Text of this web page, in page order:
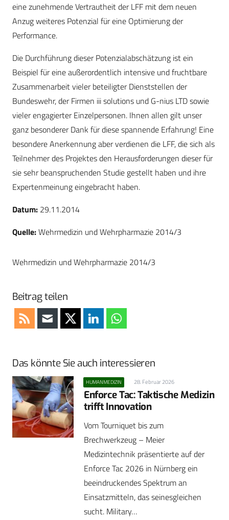
eine zunehmende Vertrautheit der LFF mit dem neuen
Anzug weiteres Potenzial für eine Optimierung der
Performance.
Die Durchführung dieser Potenzialabschätzung ist ein
Beispiel für eine außerordentlich intensive und fruchtbare
Zusammenarbeit vieler beteiligter Dienststellen der
Bundeswehr, der Firmen iii solutions und G-nius LTD sowie
vieler engagierter Einzelpersonen. Ihnen allen gilt unser
ganz besonderer Dank für diese spannende Erfahrung! Eine
besondere Anerkennung aber verdienen die LFF, die sich als
Teilnehmer des Projektes den Herausforderungen dieser für
sie sehr beanspruchenden Studie gestellt haben und ihre
Expertenmeinung eingebracht haben.
Datum: 29.11.2014
Quelle:Wehrmedizin und Wehrpharmazie 2014/3
Wehrmedizin und Wehrpharmazie 2014/3
Beitrag teilen
Das könnte Sie auch interessieren
HUMANMEDIZIN 28. Februar 2026
Enforce Tac: Taktische Medizin
trifft Innovation
Vom Tourniquet bis zum
Brechwerkzeug – Meier
Medizintechnik präsentierte auf der
Enforce Tac 2026 in Nürnberg ein
beeindruckendes Spektrum an
Einsatzmitteln, das seinesgleichen
sucht. Military…